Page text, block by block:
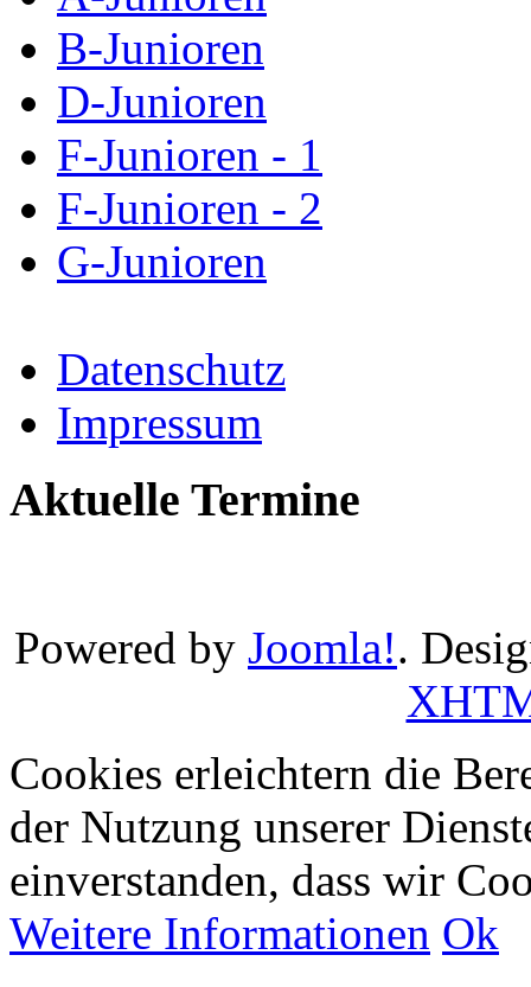
B-Junioren
D-Junioren
F-Junioren - 1
F-Junioren - 2
G-Junioren
Datenschutz
Impressum
Aktuelle Termine
Powered by Joomla!.
Cookies erleichtern die
der Nutzung unserer
einverstanden, dass wir
Weitere Informationen Ok